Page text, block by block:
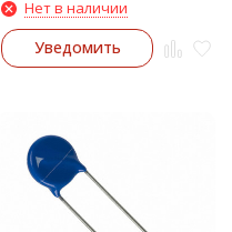
Нет в наличии
Уведомить